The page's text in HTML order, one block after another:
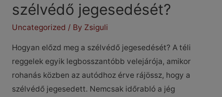
szélvédő jegesedését?
Uncategorized / By Zsiguli
Hogyan előzd meg a szélvédő jegesedését? A téli
reggelek egyik legbosszantóbb velejárója, amikor
rohanás közben az autódhoz érve rájössz, hogy a
szélvédő jegesedett. Nemcsak időrabló a jég